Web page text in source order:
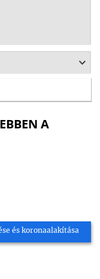
A
és koronaalakítása